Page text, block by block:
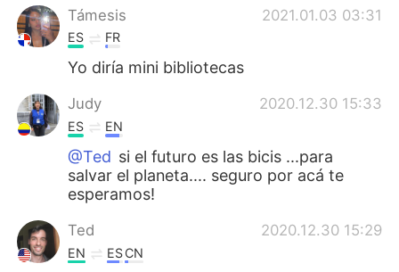
Português
Támesis
2021.01.03 03:31
ES FR
Yo diría mini bibliotecas
Judy 2020.12.30 15:33
ES EN
@Ted si el futuro es las bicis ...para
salvar el planeta.... seguro por acá te
esperamos!
Ted 2020.12.30 15:29
EN ESCN